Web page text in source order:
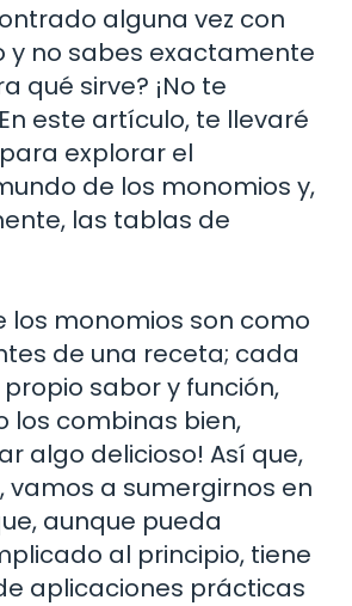
alguna vez con
y no sabes exactamente
qué sirve? ¡No te
este artículo, te llevaré
explorar el
de los monomios y,
las tablas de
los monomios son como
de una receta; cada
sabor y función,
los combinas bien,
algo delicioso! Así que,
vamos a sumergirnos en
aunque pueda
al principio, tiene
aplicaciones prácticas